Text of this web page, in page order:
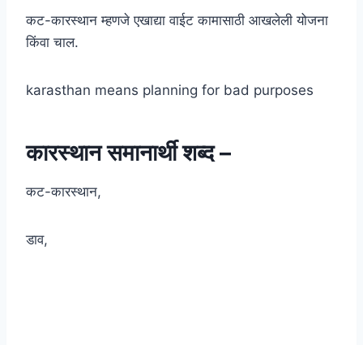
कट-कारस्थान म्हणजे एखाद्या वाईट कामासाठी आखलेली योजना
किंवा चाल.
karasthan means planning for bad purposes
कारस्थान समानार्थी शब्द –
कट-कारस्थान,
डाव,